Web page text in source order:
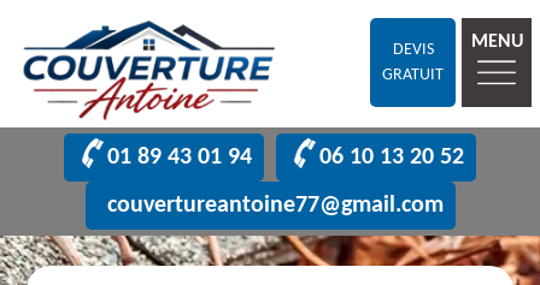
DEVIS
GRATUIT
MENU
01 89 43 01 94
06 10 13 20 52
couvertureantoine77@gmail.com